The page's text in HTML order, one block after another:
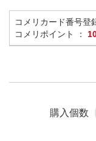
コメリカード番号登
コメリポイント ：
購入個数